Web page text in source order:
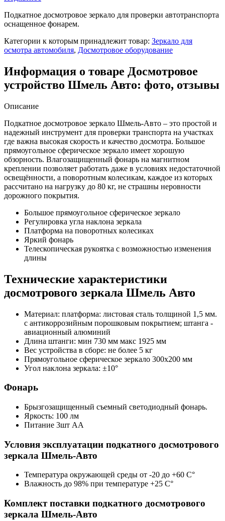
Подкатное досмотровое зеркало для проверки автотранспорта
оснащенное фонарем.
Категории к которым принадлежит товар: Зеркало для
осмотра автомобиля, Досмотровое оборудование
Информация о товаре Досмотровое
устройство Шмель Авто: фото, отзывы
Описание
Подкатное досмотровое зеркало Шмель-Авто – это простой и
надежный инструмент для проверки транспорта на участках
где важна высокая скорость и качество досмотра. Большое
прямоугольное сферическое зеркало имеет хорошую
обзорность. Влагозащищенный фонарь на магнитном
креплении позволяет работать даже в условиях недостаточной
освещённости, а поворотным колесикам, каждое из которых
рассчитано на нагрузку до 80 кг, не страшны неровности
дорожного покрытия.
Большое прямоугольное сферическое зеркало
Регулировка угла наклона зеркала
Платформа на поворотных колесиках
Яркий фонарь
Телескопическая рукоятка с возможностью изменения
длины
Технические характеристики
досмотрового зеркала Шмель Авто
Материал: платформа: листовая сталь толщиной 1,5 мм.
с антикоррозийным порошковым покрытием; штанга -
авиационный алюминий
Длина штанги: мин 730 мм макс 1925 мм
Вес устройства в сборе: не более 5 кг
Прямоугольное сферическое зеркало 300х200 мм
Угол наклона зеркала: ±10°
Фонарь
Брызгозащищенный съемный светодиодный фонарь.
Яркость: 100 лм
Питание 3шт АА
Условия эксплуатации подкатного досмотрового
зеркала Шмель-Авто
Температура окружающей среды от -20 до +60 С°
Влажность до 98% при температуре +25 С°
Комплект поставки подкатного досмотрового
зеркала Шмель-Авто